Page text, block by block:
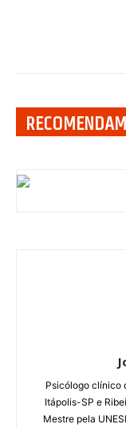
Psicólogo clínico
Itápolis-SP e
Mestre pela